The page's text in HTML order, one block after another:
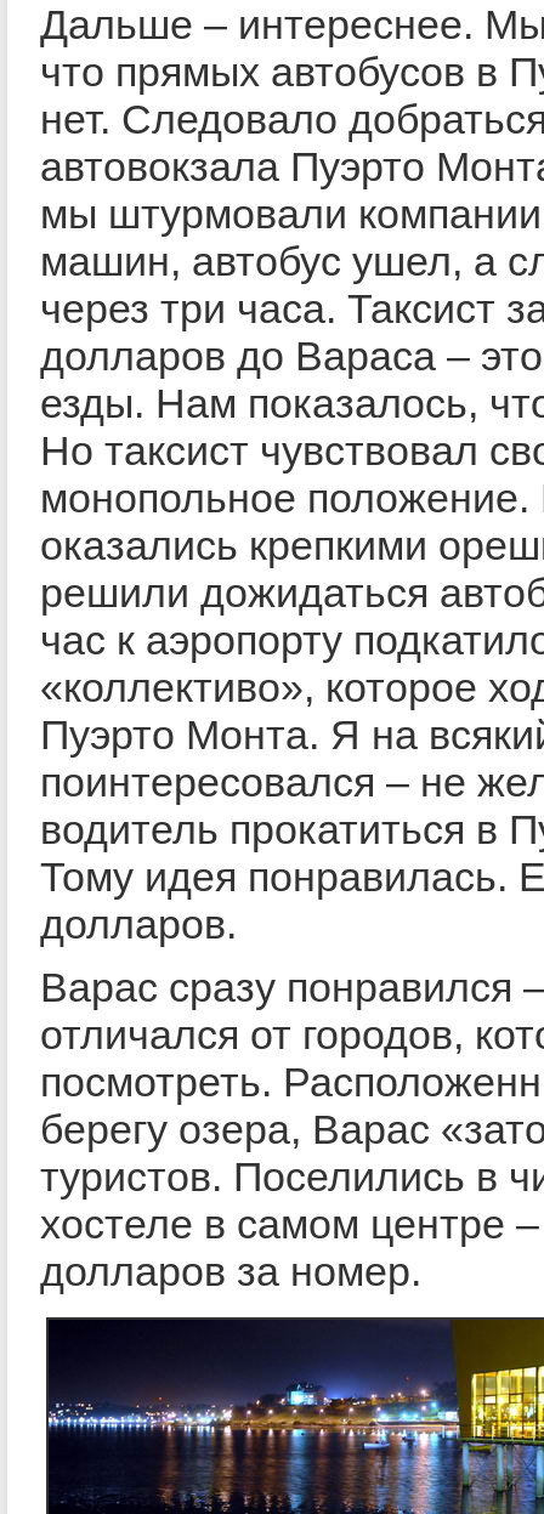
Дальше – интереснее.
что прямых автобусов в
нет. Следовало
автовокзала Пуэрто
мы штурмовали
машин, автобус ушел, а
через три часа. Таксист
долларов до Вараса –
езды. Нам показалось,
Но таксист чувствовал
монопольное
оказались крепкими
решили дожидаться
час к аэропорту
«коллективо», которое
Пуэрто Монта. Я на
поинтересовался – не
водитель прокатиться в
Тому идея понравилась.
долларов.
Варас сразу понравился
отличался от городов,
посмотреть.
берегу озера, Варас
туристов. Поселились в
хостеле в самом центре
долларов за номер.